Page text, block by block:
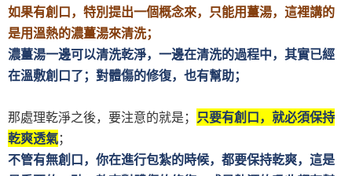
如果有創口，特別提出一個概念來，只能用薑湯，這裡講的
是用溫熱的濃薑湯來清洗；
濃薑湯一邊可以清洗乾淨，一邊在清洗的過程中，其實已經
在溫敷創口了；對體傷的修復，也有幫助；
那處理乾淨之後，要注意的就是； 只要有創口，就必須保持
乾爽透氣；
不管有無創口，你在進行包紮的時候，都要保持乾爽，這是